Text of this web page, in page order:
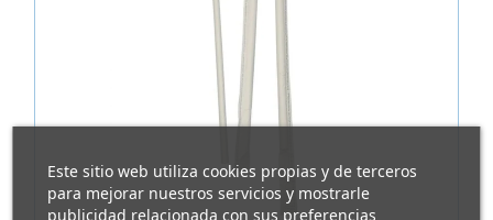
Este sitio web utiliza cookies propias y de terceros
para mejorar nuestros servicios y mostrarle
publicidad relacionada con sus preferencias